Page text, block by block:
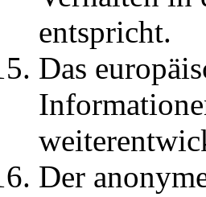
entspricht.
Das
Der